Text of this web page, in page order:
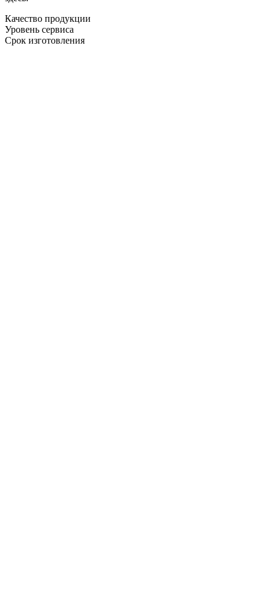
Качество продукции
Уровень сервиса
Срок изготовления